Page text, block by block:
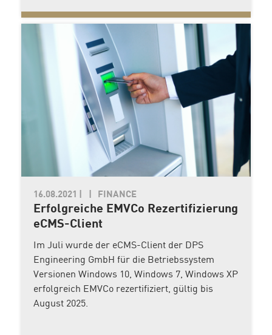
16.08.2021 FINANCE
Erfolgreiche EMVCo Rezertifizierung
eCMS-Client
Im Juli wurde der eCMS-Client der DPS
Engineering GmbH für die Betriebssystem
Versionen Windows 10, Windows 7, Windows XP
erfolgreich EMVCo rezertifiziert, gültig bis
August 2025.